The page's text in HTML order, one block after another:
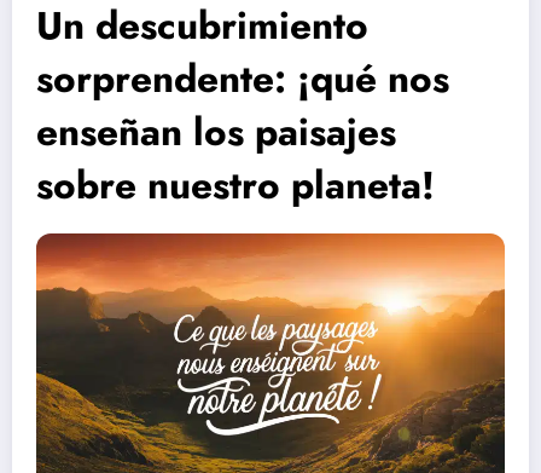
Un descubrimiento
sorprendente: ¡qué nos
enseñan los paisajes
sobre nuestro planeta!